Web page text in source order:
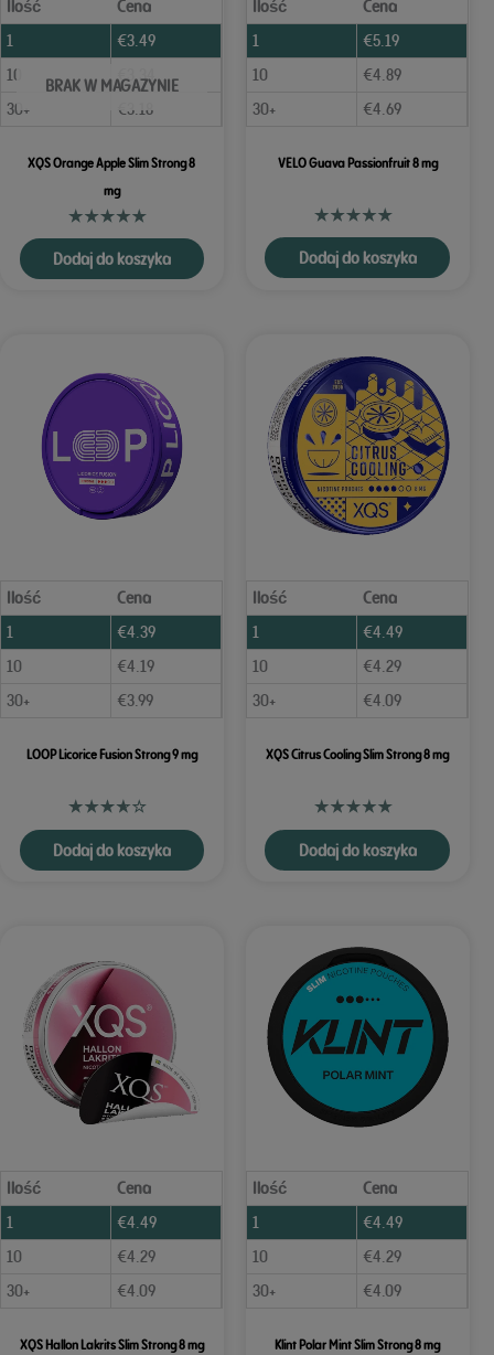
Ilość
Cena
1
€3.49
10
€3.34
30+
€ 3.18
BRAK W MAGAZYNIE
XQS Orange Apple Slim Strong 8
mg
Dodaj do koszyka
Ilość
Cena
1
€5.19
10
€4.89
30+
€4.69
VELO Guava Passionfruit 8 mg
Dodaj do koszyka
Ilość
Cena
1
€4.39
10
€4.19
30+
€3.99
LOOP Licorice Fusion Strong 9 mg
Dodaj do koszyka
Ilość
Cena
1
€4.49
10
€4.29
30+
€4.09
XQS Citrus Cooling Slim Strong 8 mg
Dodaj do koszyka
Ilość
Cena
1
€4.49
10
€4.29
30+
€4.09
XQS Hallon Lakrits Slim Strong 8 mg
Ilość
Cena
1
€4.49
10
€4.29
30+
€4.09
Klint Polar Mint Slim Strong 8 mg